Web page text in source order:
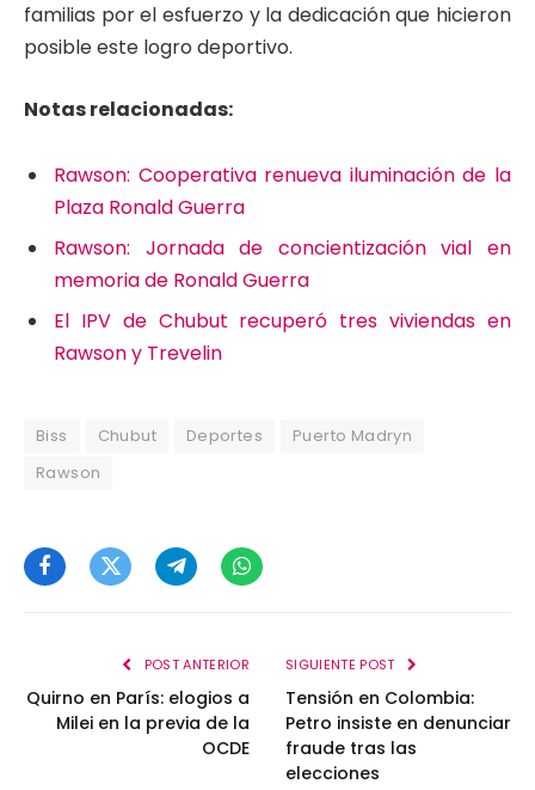
familias por el esfuerzo y la dedicación que hicieron
posible este logro deportivo.
Notas relacionadas:
Rawson: Cooperativa renueva iluminación de la
Plaza Ronald Guerra
Rawson: Jornada de concientización vial en
memoria de Ronald Guerra
El IPV de Chubut recuperó tres viviendas en
Rawson y Trevelin
Biss Chubut Deportes
Puerto Madryn
Rawson
FacebookTwitterTelegramWhatsApp
POST ANTERIOR
Quirno en París: elogios a
Milei en la previa de la
OCDE
SIGUIENTE POST
Tensión en Colombia:
Petro insiste en denunciar
fraude tras las
elecciones